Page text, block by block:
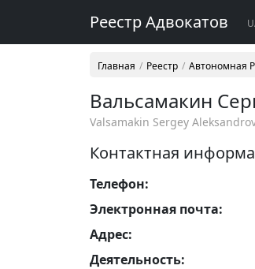
Реестр Адвокатов
Главная Реестр Автономная
Вальсамакин
Valsamakin Sergey
Контактная
Телефон:
Электронная почта:
Адрес:
Деятельность: